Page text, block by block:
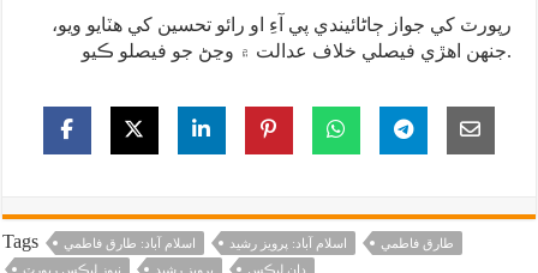
رپورٽ کي جواز ڄاڻائيندي پي آءِ او رائو تحسين کي هٽايو ويو،
جنهن اهڙي فيصلي خلاف عدالت ۾ وڃڻ جو فيصلو ڪيو.
Tags اسلام آباد: طارق فاطمي اسلام آباد: پرويز رشيد
طارق فاطمي
نيوز ليڪس رپورٽ
پرويز رشيد ڊان ليڪس